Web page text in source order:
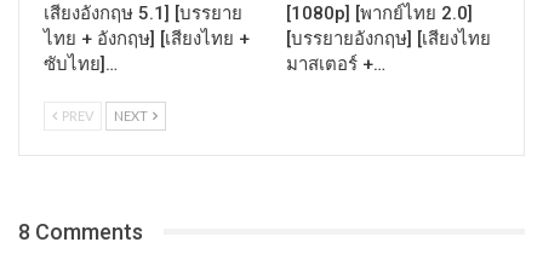
เสียงอังกฤษ 5.1] [บรรยาย
ไทย + อังกฤษ] [เสียงไทย +
ซับไทย]…
[1080p] [พากย์ไทย 2.0]
[บรรยายอังกฤษ] [เสียงไทย
มาสเตอร์ +…
PREV NEXT
8 Comments